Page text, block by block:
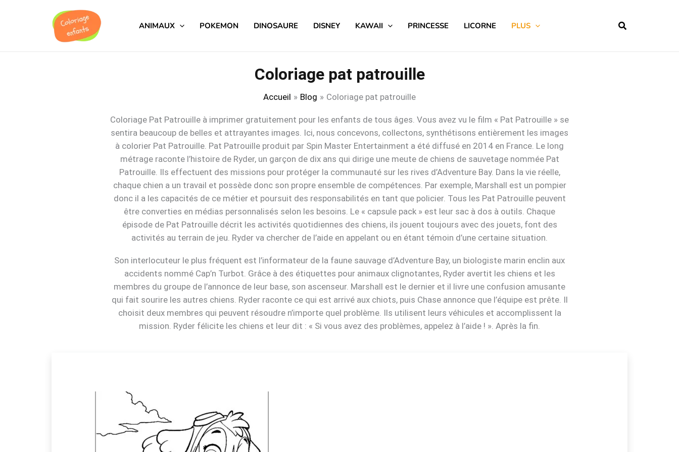
ANIMAUX POKEMON DINOSAURE DISNEY KAWAII PRINCESSE LICORNE PLUS
Coloriage pat patrouille
Accueil Blog Coloriage pat patrouille
Coloriage Pat Patrouille à imprimer gratuitement pour les enfants de tous âges. Vous avez vu le film « Pat Patrouille » se
sentira beaucoup de belles et attrayantes images. Ici, nous concevons, collectons, synthétisons entièrement les images
à colorier Pat Patrouille. Pat Patrouille produit par Spin Master Entertainment a été diffusé en 2014 en France. Le long
métrage raconte l’histoire de Ryder, un garçon de dix ans qui dirige une meute de chiens de sauvetage nommée Pat
Patrouille. Ils effectuent des missions pour protéger la communauté sur les rives d’Adventure Bay. Dans la vie réelle,
chaque chien a un travail et possède donc son propre ensemble de compétences. Par exemple, Marshall est un pompier
donc il a les capacités de ce métier et poursuit des responsabilités en tant que policier. Tous les Pat Patrouille peuvent
être converties en médias personnalisés selon les besoins. Le « capsule pack » est leur sac à dos à outils. Chaque
épisode de Pat Patrouille décrit les activités quotidiennes des chiens, ils jouent toujours avec des jouets, font des
activités au terrain de jeu. Ryder va chercher de l’aide en appelant ou en étant témoin d’une certaine situation.
Son interlocuteur le plus fréquent est l’informateur de la faune sauvage d’Adventure Bay, un biologiste marin enclin aux
accidents nommé Cap’n Turbot. Grâce à des étiquettes pour animaux clignotantes, Ryder avertit les chiens et les
membres du groupe de l’annonce de leur base, son ascenseur. Marshall est le dernier et il livre une confusion amusante
qui fait sourire les autres chiens. Ryder raconte ce qui est arrivé aux chiots, puis Chase annonce que l’équipe est prête. Il
choisit deux membres qui peuvent résoudre n’importe quel problème. Ils utilisent leurs véhicules et accomplissent la
mission. Ryder félicite les chiens et leur dit : « Si vous avez des problèmes, appelez à l’aide ! ». Après la fin.